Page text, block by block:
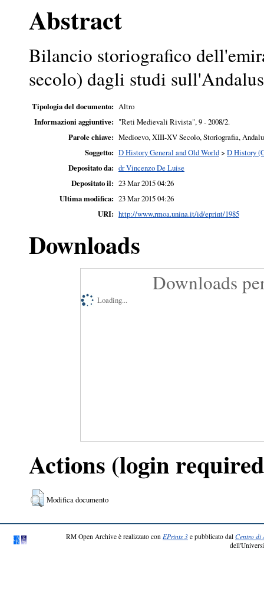
Abstract
Bilancio storiografico
secolo) dagli studi
Tipologia del documento: Altro
Informazioni aggiuntive: "Reti Medievali Rivista", 9 - 2008/2.
Parole chiave: Medioevo, XIII-XV Secolo, Storiografia,
Soggetto: D History General and Old World> D History
Depositato da: dr Vincenzo De Luise
Depositato il: 23 Mar 2015 04:26
Ultima modifica: 23 Mar 2015 04:26
URI: http://www.rmoa.unina.it/id/eprint/1985
Downloads
Downloads
Loading...
Actions (login
Modifica documento
RM Open Archive è realizzato con EPrints 3 e pubblicato dal Centro di